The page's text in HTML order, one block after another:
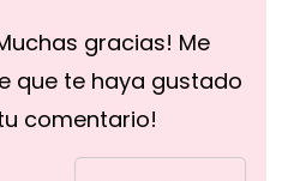
gracias! Me
que te haya gustado
comentario!